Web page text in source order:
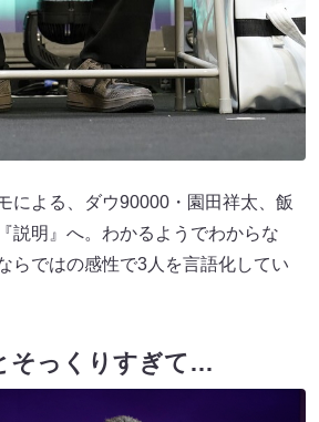
による、ダウ90000・園田祥太、飯
説明』へ。わかるようでわからな
らではの感性で3人を言語化してい
そっくりすぎて…